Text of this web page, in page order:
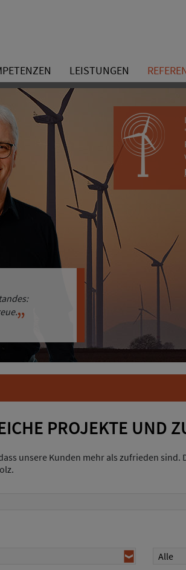
LEISTUNGEN
unseren
PROJEKTE UND
unsere Kunden mehr als zufrieden sind.
Alle